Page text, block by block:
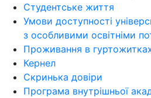
Студентське життя
Умови доступності
з особливими освітніми
Проживання в
Кернел
Скринька довіри
Програма внутрішньої